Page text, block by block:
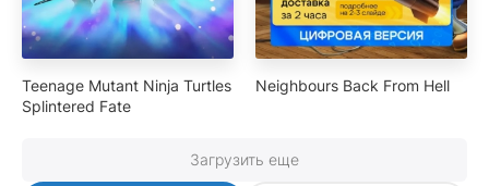
Teenage Mutant Ninja Turtles
Splintered Fate
Neighbours Back From Hell
Загрузить еще